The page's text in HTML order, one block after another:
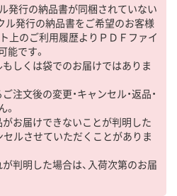
発行の納品書が同梱されていない
ル発行の納品書をご希望のお客様
上のご利用履歴よりＰＤＦファイ
能です。
もしくは袋でのお届けではありま
注文後の変更・キャンセル・返品・
がお届けできないことが判明した
セルさせていただくことがありま
判明した場合は、入荷次第のお届